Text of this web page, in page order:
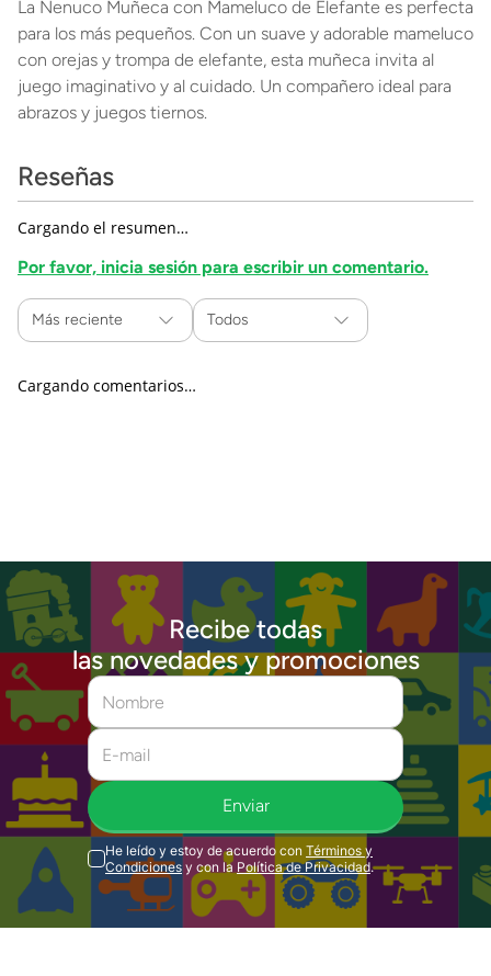
La Nenuco Muñeca con Mameluco de Elefante es perfecta
para los más pequeños. Con un suave y adorable mameluco
con orejas y trompa de elefante, esta muñeca invita al
juego imaginativo y al cuidado. Un compañero ideal para
abrazos y juegos tiernos.
Reseñas
Cargando el resumen…
Por favor, inicia sesión para escribir un comentario.
Más reciente Todos
Cargando comentarios…
Recibe todas
las novedades y promociones
Enviar
He leído y estoy de acuerdo con Términos y
Condiciones y con la Política de Privacidad.